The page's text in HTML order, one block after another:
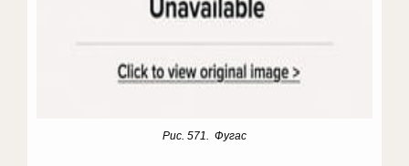
Рис. 571. Фугас